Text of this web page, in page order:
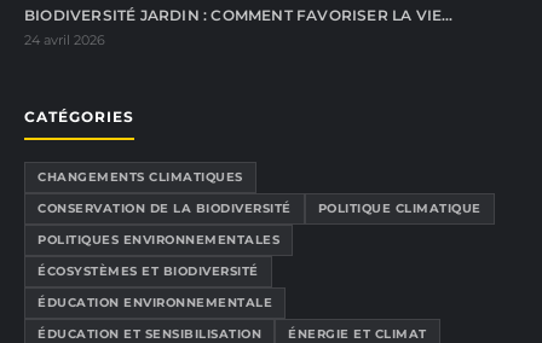
BIODIVERSITÉ JARDIN : COMMENT FAVORISER LA VIE…
24 avril 2026
CATÉGORIES
CHANGEMENTS CLIMATIQUES
CONSERVATION DE LA BIODIVERSITÉ
POLITIQUE CLIMATIQUE
POLITIQUES ENVIRONNEMENTALES
ÉCOSYSTÈMES ET BIODIVERSITÉ
ÉDUCATION ENVIRONNEMENTALE
ÉDUCATION ET SENSIBILISATION
ÉNERGIE ET CLIMAT